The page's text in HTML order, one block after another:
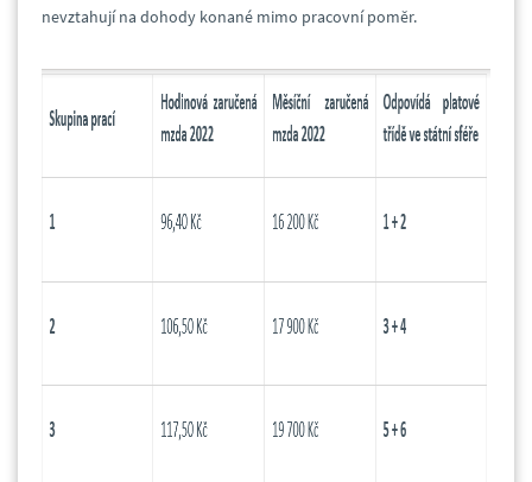
nevztahují na dohody konané mimo pracovní poměr.